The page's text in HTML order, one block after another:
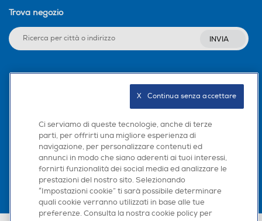
Trova negozio
INVIA
Scarica la nostra app
Ci serviamo di queste tecnologie, anche di terze
parti, per offrirti una migliore esperienza di
navigazione, per personalizzare contenuti ed
annunci in modo che siano aderenti ai tuoi interessi,
fornirti funzionalità dei social media ed analizzare le
prestazioni del nostro sito. Selezionando
“Impostazioni cookie” ti sarà possibile determinare
quali cookie verranno utilizzati in base alle tue
preferenze. Consulta la nostra cookie policy per
X   Continua senza accettare